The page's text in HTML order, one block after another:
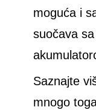
moguća i
suočava
Saznajte
mnogo